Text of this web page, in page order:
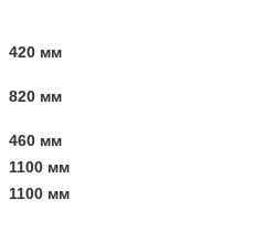
420 мм
820 мм
460 мм
1100 мм
1100 мм